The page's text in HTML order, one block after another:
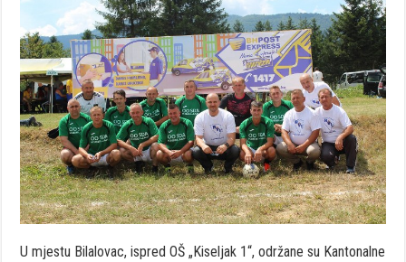
U mjestu Bilalovac, ispred OŠ „Kiseljak 1“, održane su Kantonalne